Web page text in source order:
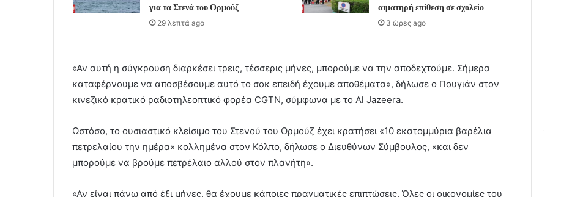
για τα Στενά του Ορμούζ
29 λεπτά ago
αιματηρή επίθεση σε σχολείο
3 ώρες ago
«Αν αυτή η σύγκρουση διαρκέσει τρεις, τέσσερις μήνες, μπορούμε να την αποδεχτούμε. Σήμερα
καταφέρνουμε να αποσβέσουμε αυτό το σοκ επειδή έχουμε αποθέματα», δήλωσε ο Πουγιάν στον
κινεζικό κρατικό ραδιοτηλεοπτικό φορέα CGTN, σύμφωνα με το Al Jazeera.
Ωστόσο, το ουσιαστικό κλείσιμο του Στενού του Ορμούζ έχει κρατήσει «10 εκατομμύρια βαρέλια
πετρελαίου την ημέρα» κολλημένα στον Κόλπο, δήλωσε ο Διευθύνων Σύμβουλος, «και δεν
μπορούμε να βρούμε πετρέλαιο αλλού στον πλανήτη».
«Αν είναι πάνω από έξι μήνες, θα έχουμε κάποιες πραγματικές επιπτώσεις. Όλες οι οικονομίες του